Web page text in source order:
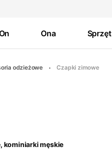
Ona Sprzęt
odzieżowe Czapki zimowe
kominiarki męskie